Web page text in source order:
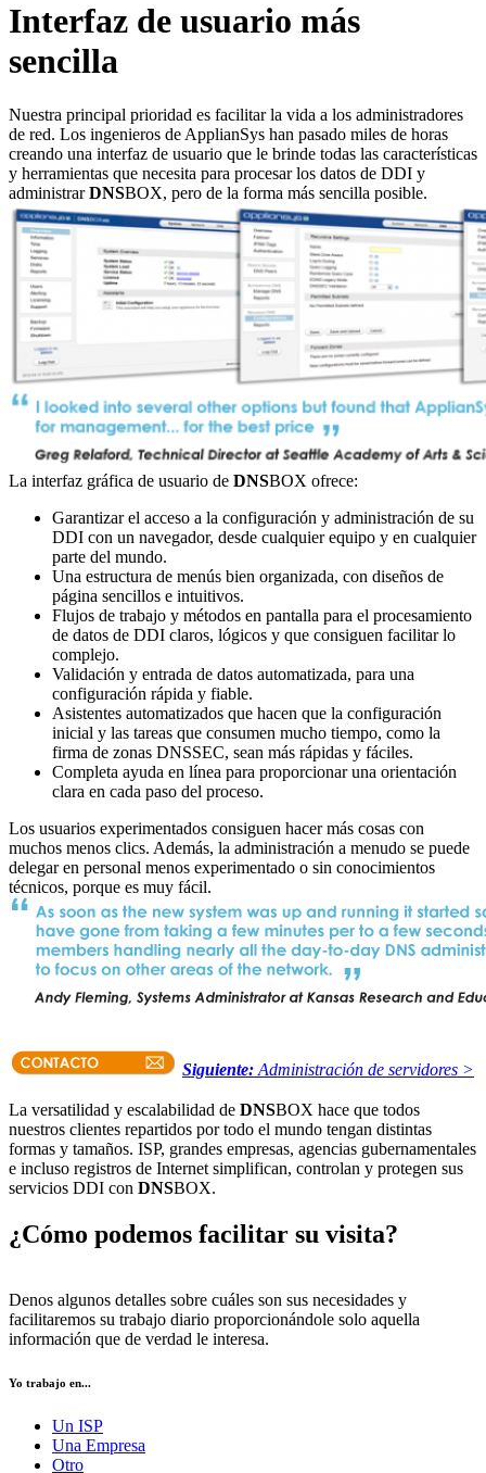
Interfaz de usuario más
sencilla
Nuestra principal prioridad es facilitar la vida a los administradores
de red. Los ingenieros de ApplianSys han pasado miles de horas
creando una interfaz de usuario que le brinde todas las características
y herramientas que necesita para procesar los datos de DDI y
administrarDNSBOX, pero de la forma más sencilla posible.
La interfaz gráfica de usuario de DNSBOX ofrece:
Garantizar el acceso a la configuración y administración de su
DDI con un navegador, desde cualquier equipo y en cualquier
parte del mundo.
Una estructura de menús bien organizada, con diseños de
página sencillos e intuitivos.
Flujos de trabajo y métodos en pantalla para el procesamiento
de datos de DDI claros, lógicos y que consiguen facilitar lo
complejo.
Validación y entrada de datos automatizada, para una
configuración rápida y fiable.
Asistentes automatizados que hacen que la configuración
inicial y las tareas que consumen mucho tiempo, como la
firma de zonas DNSSEC, sean más rápidas y fáciles.
Completa ayuda en línea para proporcionar una orientación
clara en cada paso del proceso.
Los usuarios experimentados consiguen hacer más cosas con
muchos menos clics. Además, la administración a menudo se puede
delegar en personal menos experimentado o sin conocimientos
técnicos, porque es muy fácil.
Siguiente: Administración de servidores >
La versatilidad y escalabilidad de DNSBOX hace que todos
nuestros clientes repartidos por todo el mundo tengan distintas
formas y tamaños. ISP, grandes empresas, agencias gubernamentales
e incluso registros de Internet simplifican, controlan y protegen sus
servicios DDI con DNSBOX.
¿Cómo podemos facilitar su visita?
Denos algunos detalles sobre cuáles son sus necesidades y
facilitaremos su trabajo diario proporcionándole solo aquella
información que de verdad le interesa.
Yo trabajo en...
Un ISP
Una Empresa
Otro